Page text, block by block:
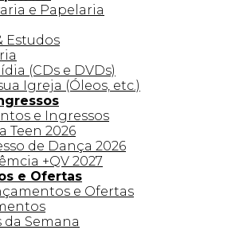
e Papelaria
Estudos
(CDs e DVDs)
Igreja (Óleos, etc.)
e Ingressos
Teen 2026
de Dança 2026
+QV 2027
e Ofertas
e Ofertas
da Semana